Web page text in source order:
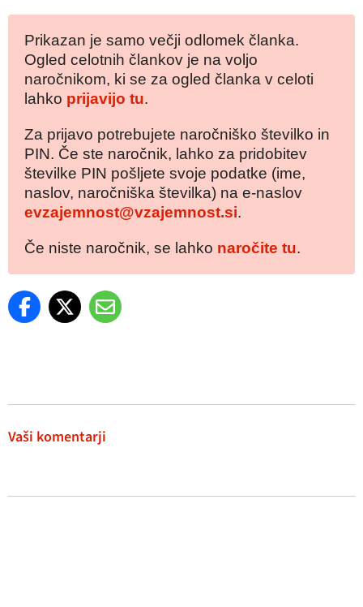
Prikazan je samo večji odlomek članka.
Ogled celotnih člankov je na voljo
naročnikom, ki se za ogled članka v celoti
lahko prijavijo tu.
Za prijavo potrebujete naročniško številko in
PIN. Če ste naročnik, lahko za pridobitev
številke PIN pošljete svoje podatke (ime,
naslov, naročniška številka) na e-naslov
evzajemnost@vzajemnost.si.
Če niste naročnik, se lahko naročite tu.
Vaši komentarji